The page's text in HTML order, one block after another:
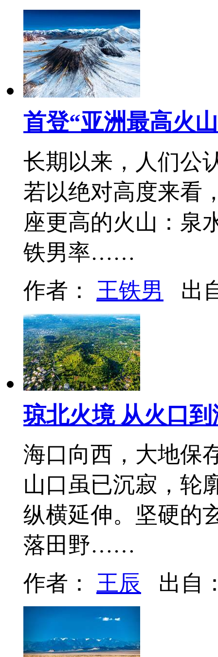
首登“亚洲最高火
长期以来，人们公
若以绝对高度来看
座更高的火山：泉
铁男率……
作者： 王铁男 出
琼北火境 从火口
海口向西，大地保
山口虽已沉寂，轮
纵横延伸。坚硬的
落田野……
作者： 王辰 出自